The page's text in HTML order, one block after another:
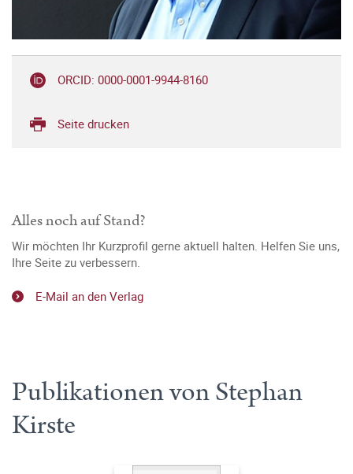
ORCID: 0000-0001-9944-8160
Seite drucken
Alles noch auf Stand?
Wir möchten Ihr Kurzprofil gerne aktuell halten. Helfen Sie uns,
Ihre Seite zu verbessern.
E-Mail an den Verlag
Publikationen von Stephan
Kirste